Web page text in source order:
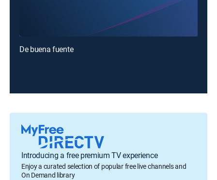
De buena fuente
Introducing a free premium TV experience
Enjoy a curated selection of popular free live channels and
On Demand library